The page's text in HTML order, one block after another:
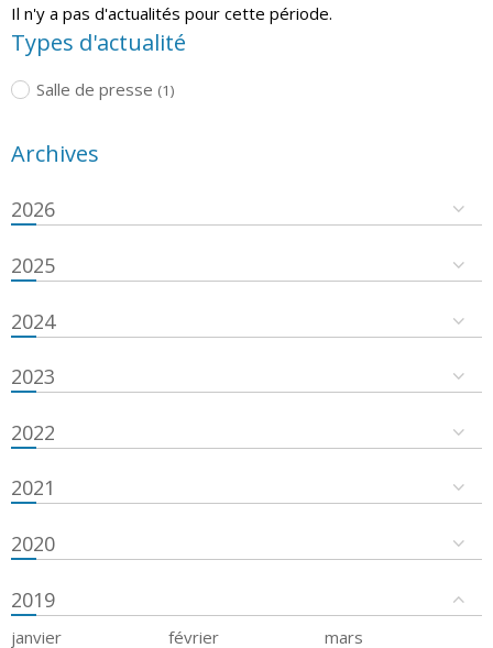
Il n'y a pas d'actualités pour cette période.
Types d'actualité
Salle de presse (1)
Archives
2026
2025
2024
2023
2022
2021
2020
2019
janvier février
mars